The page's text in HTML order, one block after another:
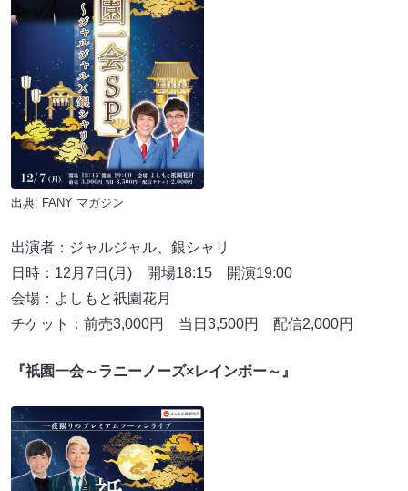
出典: FANY マガジン
出演者：ジャルジャル、銀シャリ
日時：12月7日(月) 開場18:15 開演19:00
会場：よしもと祇園花月
チケット：前売3,000円 当日3,500円 配信2,000円
『祇園一会～ラニーノーズ×レインボー～』